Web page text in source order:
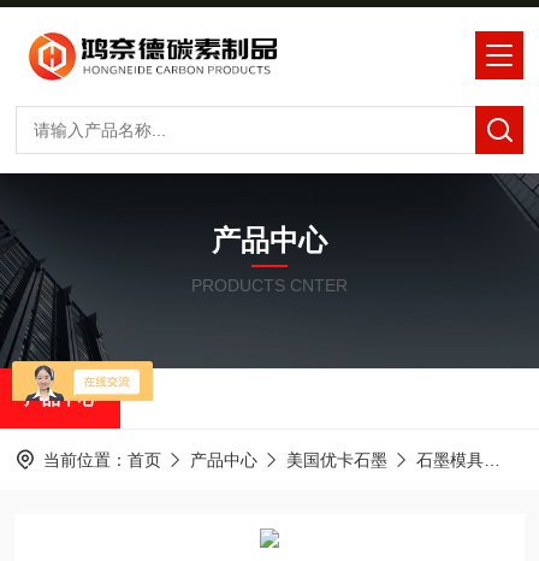
产品中心
PRODUCTS CNTER
产品中心
当前位置： 首页 产品中心 美国优卡石墨 石墨模具